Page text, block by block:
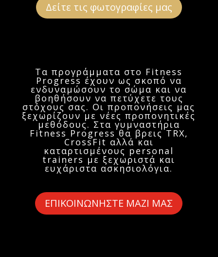
Δείτε τις φωτογραφίες μας
Τα προγράμματα στο Fitness
Progress έχουν ως σκοπό να
ενδυναμώσουν το σώμα και να
βοηθήσουν να πετύχετε τους
στόχους σας. Οι προπονήσεις μας
ξεχωρίζουν με νέες προπονητικές
μεθόδους. Στα γυμναστήρια
Fitness Progress θα βρεις TRX,
CrossFit αλλά και
καταρτισμένους personal
trainers με ξεχωριστά και
ευχάριστα ασκησιολόγια.
ΕΠΙΚΟΙΝΩΝΗΣΤΕ ΜΑΖΙ ΜΑΣ